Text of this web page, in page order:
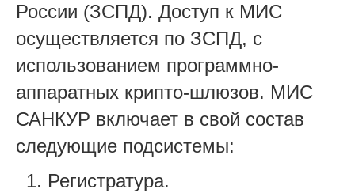
России (ЗСПД). Доступ к МИС
осуществляется по ЗСПД, с
использованием программно-
аппаратных крипто-шлюзов. МИС
САНКУР включает в свой состав
следующие подсистемы:
Регистратура.